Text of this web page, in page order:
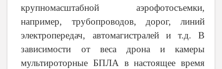
крупномасштабной аэрофотосъемки,
например, трубопроводов, дорог, линий
электропередач, автомагистралей и т.д. В
зависимости от веса дрона и камеры
мультироторные БПЛА в настоящее время